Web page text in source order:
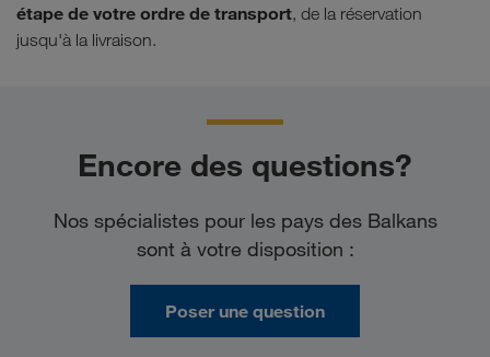
étape de votre ordre de transport, de la réservation
jusqu'à la livraison.
Encore des questions?
Nos spécialistes pour les pays des Balkans
sont à votre disposition :
Poser une question